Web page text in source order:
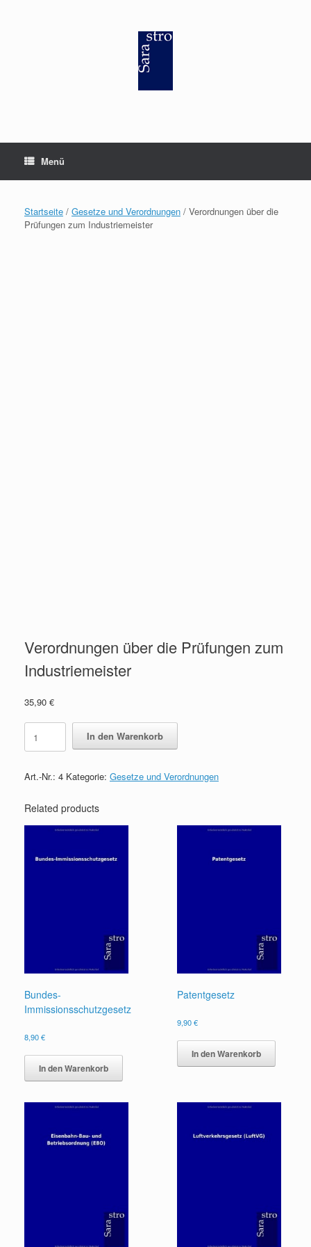
Menü
Startseite / Gesetze und Verordnungen / Verordnungen über die
Prüfungen zum Industriemeister
Verordnungen über die Prüfungen zum
Industriemeister
35,90 €
Verordnungen
über
die
zum
quantity
In den Warenkorb
Art.-Nr.: 4 Kategorie: Gesetze und Verordnungen
Related products
Bundes-
Immissionsschutzgesetz
8,90€
In den Warenkorb
Patentgesetz
9,90€
In den Warenkorb